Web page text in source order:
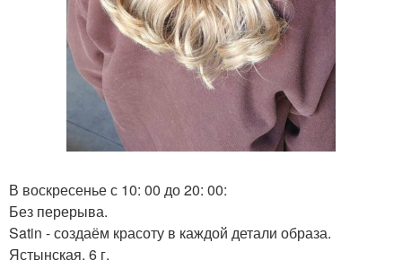
В воскресенье с 10: 00 до 20: 00:
Без перерыва.
Satin - создаём красоту в каждой детали образа.
Ястынская, 6 г.